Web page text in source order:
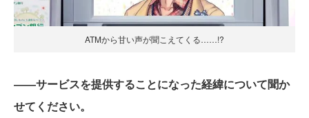
ATMから甘い声が聞こえてくる……!?
――サービスを提供することになった経緯について聞か
せてください。